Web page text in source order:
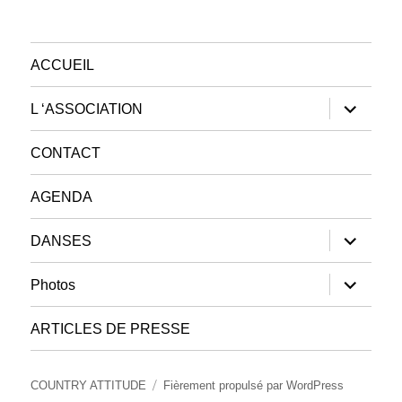
ACCUEIL
L ‘ASSOCIATION
ouvrir
le
sous-
CONTACT
AGENDA
DANSES
ouvrir
le
sous-
menu
Photos
ouvrir
le
sous-
ARTICLES DE PRESSE
COUNTRY ATTITUDE Fièrement propulsé par WordPress